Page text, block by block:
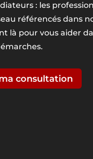
: les
référencés dans
là pour vous aider
consultation